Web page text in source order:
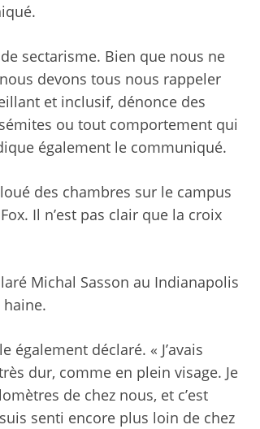
sectarisme. Bien que nous ne
devons tous nous rappeler
et inclusif, dénonce des
ou tout comportement qui
également le communiqué.
des chambres sur le campus
Il n’est pas clair que la croix
Michal Sasson au Indianapolis
haine.
également déclaré. « J’avais
dur, comme en plein visage. Je
de chez nous, et c’est
senti encore plus loin de chez